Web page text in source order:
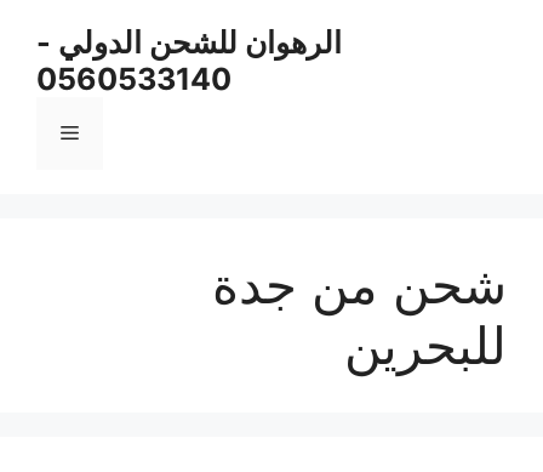
الرهوان للشحن الدولي -
0560533140
القائمة
شحن من جدة
للبحرين